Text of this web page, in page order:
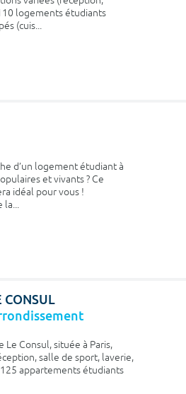
logements étudiants
(cuis...
d’un logement étudiant à
et vivants ? Ce
idéal pour vous !
la...
Le Consul, située à Paris,
salle de sport, laverie,
appartements étudiants